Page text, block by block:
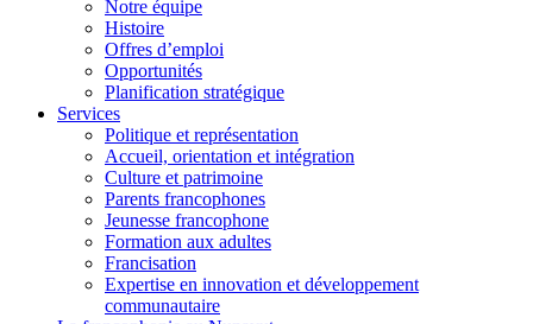
Notre équipe
Histoire
Offres d’emploi
Opportunités
Planification stratégique
Services
Politique et représentation
Accueil, orientation et intégration
Culture et patrimoine
Parents francophones
Jeunesse francophone
Formation aux adultes
Francisation
Expertise en innovation et développement
communautaire